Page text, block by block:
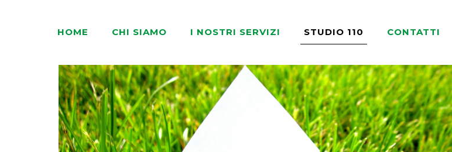
HOME CHI SIAMO I NOSTRI SERVIZI STUDIO 110 CONTATTI